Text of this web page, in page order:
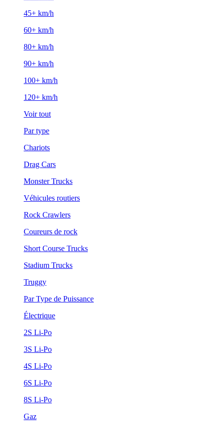
45+ km/h
60+ km/h
80+ km/h
90+ km/h
100+ km/h
120+ km/h
Voir tout
Par type
Chariots
Drag Cars
Monster Trucks
Véhicules routiers
Rock Crawlers
Coureurs de rock
Short Course Trucks
Stadium Trucks
Truggy
Par Type de Puissance
Électrique
2S Li-Po
3S Li-Po
4S Li-Po
6S Li-Po
8S Li-Po
Gaz